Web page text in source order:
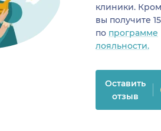
клиники.
вы получите
по программе
лояльности.
Оставить
отзыв